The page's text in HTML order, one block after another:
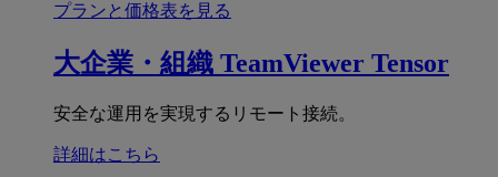
プランと価格表を見る
大企業・組織 TeamViewer Tensor
安全な運用を実現するリモート接続。
詳細はこちら